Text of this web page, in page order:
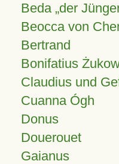
Beda „der
Beocca von
Bertrand
Bonifatius
Claudius und
Cuanna Ógh
Donus
Douerouet
Gaianus